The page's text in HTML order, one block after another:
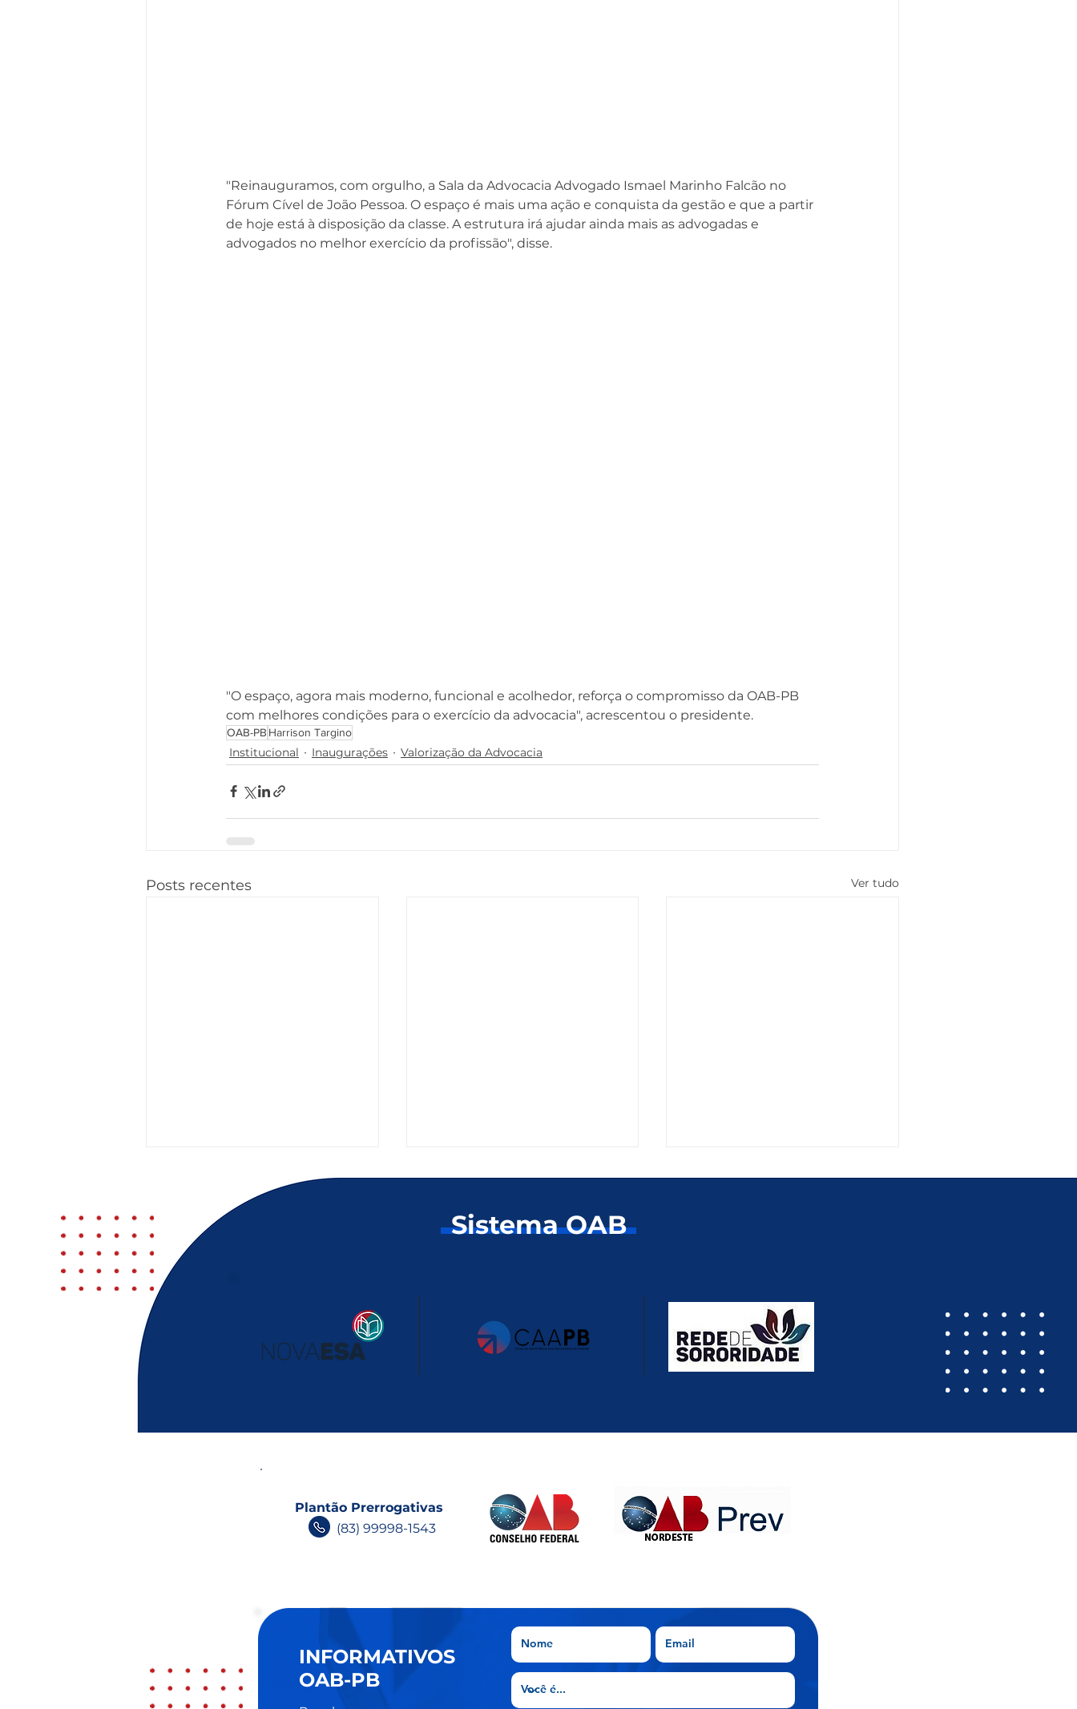
"Reinauguramos, com orgulho, a Sala da Advocacia Advogado Ismael Marinho Falcão no
Fórum Cível de João Pessoa. O espaço é mais uma ação e conquista da gestão e que a partir
de hoje está à disposição da classe. A estrutura irá ajudar ainda mais as advogadas e
advogados no melhor exercício da profissão", disse.
"O espaço, agora mais moderno, funcional e acolhedor, reforça o compromisso da OAB-PB
com melhores condições para o exercício da advocacia", acrescentou o presidente.
OAB-PB Harrison Targino
Institucional Inaugurações Valorização da Advocacia
Posts recentes Ver tudo
de advogados por uso de
“Prompt injection”
Assistência realizam
Corrida de Rua da
Advocacia no dia 8 de
OAB-PB promove II
Congresso de Direito
Previdenciário com
especialistas de todo o
Brasil; participe
Sistema OAB
(83) 99998-1543
Plantão Prerrogativas
INFORMATIVOS
OAB-PB